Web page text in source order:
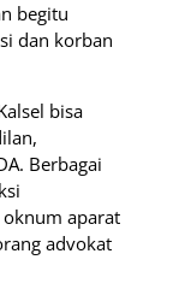
begitu
dan korban
bisa
Berbagai
aparat
advokat